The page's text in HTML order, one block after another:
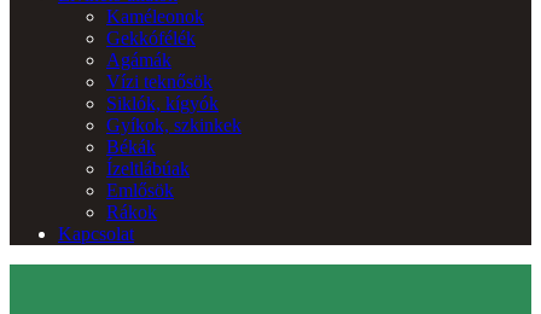
Kaméleonok
Gekkófélék
Agámák
Vízi teknősök
Siklók, kígyók
Gyíkok, szkinkek
Békák
Ízeltlábúak
Emlősök
Rákok
Kapcsolat